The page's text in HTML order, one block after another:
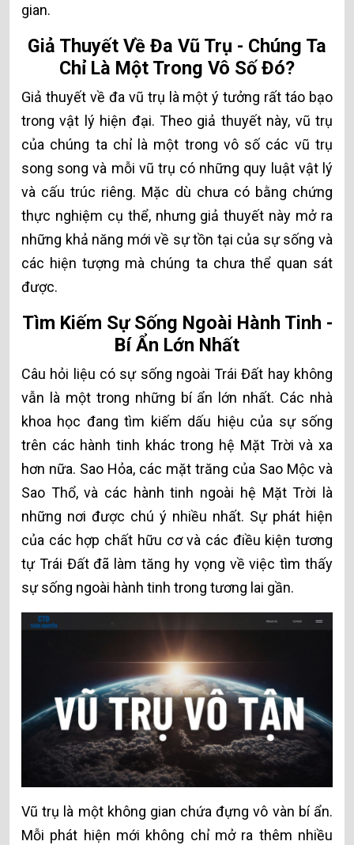
gian.
Giả Thuyết Về Đa Vũ Trụ - Chúng Ta
Chỉ Là Một Trong Vô Số Đó?
Giả thuyết về đa vũ trụ là một ý tưởng rất táo bạo
trong vật lý hiện đại. Theo giả thuyết này, vũ trụ
của chúng ta chỉ là một trong vô số các vũ trụ
song song và mỗi vũ trụ có những quy luật vật lý
và cấu trúc riêng. Mặc dù chưa có bằng chứng
thực nghiệm cụ thể, nhưng giả thuyết này mở ra
những khả năng mới về sự tồn tại của sự sống và
các hiện tượng mà chúng ta chưa thể quan sát
được.
Tìm Kiếm Sự Sống Ngoài Hành Tinh -
Bí Ẩn Lớn Nhất
Câu hỏi liệu có sự sống ngoài Trái Đất hay không
vẫn là một trong những bí ẩn lớn nhất. Các nhà
khoa học đang tìm kiếm dấu hiệu của sự sống
trên các hành tinh khác trong hệ Mặt Trời và xa
hơn nữa. Sao Hỏa, các mặt trăng của Sao Mộc và
Sao Thổ, và các hành tinh ngoài hệ Mặt Trời là
những nơi được chú ý nhiều nhất. Sự phát hiện
của các hợp chất hữu cơ và các điều kiện tương
tự Trái Đất đã làm tăng hy vọng về việc tìm thấy
sự sống ngoài hành tinh trong tương lai gần.
Vũ trụ là một không gian chứa đựng vô vàn bí ẩn.
Mỗi phát hiện mới không chỉ mở ra thêm nhiều